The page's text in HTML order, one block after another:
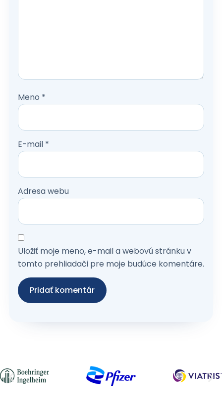
Meno *
E-mail *
Adresa webu
Uložiť moje meno, e-mail a webovú stránku v
tomto prehliadači pre moje budúce komentáre.